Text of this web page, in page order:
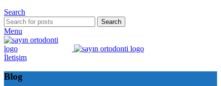
Search
Search
Menu
İletişim
Blog